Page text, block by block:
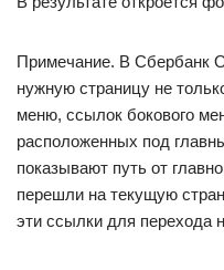
Примечание. В Сбербанк
нужную страницу не
меню, ссылок бокового
расположенных под
показывают путь от
перешли на текущую
эти ссылки для перехода